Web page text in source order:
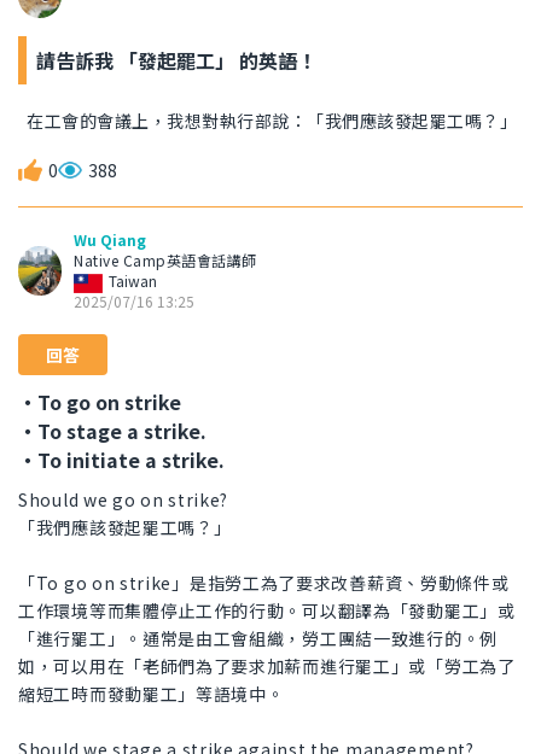
請告訴我 「發起罷工」 的英語！
在工會的會議上，我想對執行部說：「我們應該發起罷工嗎？」
0 388
Wu Qiang
Native Camp英語會話講師
Taiwan
2025/07/16 13:25
回答
・To go on strike
・To stage a strike.
・To initiate a strike.
Should we go on strike?
「我們應該發起罷工嗎？」
「To go on strike」是指勞工為了要求改善薪資、勞動條件或
工作環境等而集體停止工作的行動。可以翻譯為「發動罷工」或
「進行罷工」。通常是由工會組織，勞工團結一致進行的。例
如，可以用在「老師們為了要求加薪而進行罷工」或「勞工為了
縮短工時而發動罷工」等語境中。